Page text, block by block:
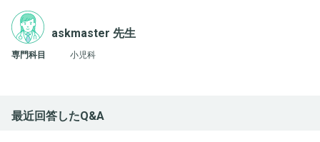
askmaster 先生
専門科目 小児科
最近回答したQ&A